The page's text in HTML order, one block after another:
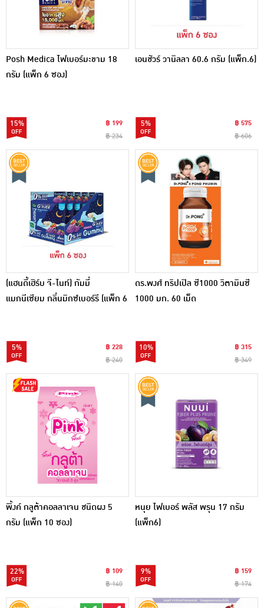
Posh Medica ไฟเบอร์มะขาม 18
กรัม (แพ็ก 6 ซอง)
15%
฿ 199
฿ 234
เอนชัวร์ วานิลลา 60.6 กรัม (แพ็ก.6)
5%
฿ 575
฿ 606
(แฮนดี้เฮิร์บ จี-ไนท์) กัมมี่
แมกนีเซียม กลิ่นมิกซ์เบอร์รี (แพ็ก 6
5%
฿ 228
฿ 240
ดร.พงศ์ ทริปเปิล ซี1000 วิตามินซี
1000 มก. 60 เม็ด
10%
฿ 315
฿ 349
พิ้งค์ กลูต้าคอลลาเจน ชนิดผง 5
กรัม (แพ็ก 10 ซอง)
22%
฿ 109
฿ 140
หนุย ไฟเบอร์ พลัส พรุน 17 กรัม
(แพ็ก6)
9%
฿ 159
฿ 174